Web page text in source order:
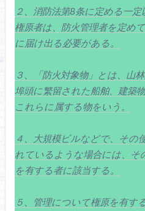
２、消防法第8条に定める一
権原者は、防火管理者を定め
に届け出る必要がある。
３、「防火対象物」とは、山
埠頭に繁留された船舶、建築
これらに属する物をいう。
４、大規模ビルなどで、その
れているような場合には、そ
を有する者に該当する。
５、管理について権原を有す